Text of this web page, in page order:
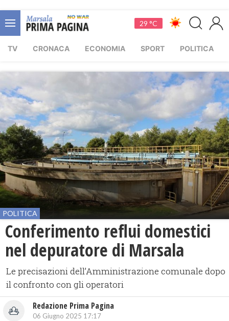
29 °C
TV CRONACA ECONOMIA SPORT POLITICA
POLITICA
Conferimento reflui domestici
nel depuratore di Marsala
Le precisazioni dell’Amministrazione comunale dopo
il confronto con gli operatori
Redazione Prima Pagina
06 Giugno 2025 17:17